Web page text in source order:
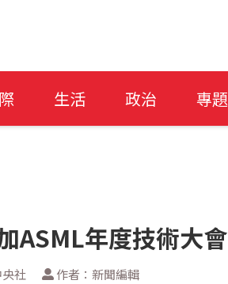
生活 政治 專題
ASML年度技術大會
社 作者：新聞編輯